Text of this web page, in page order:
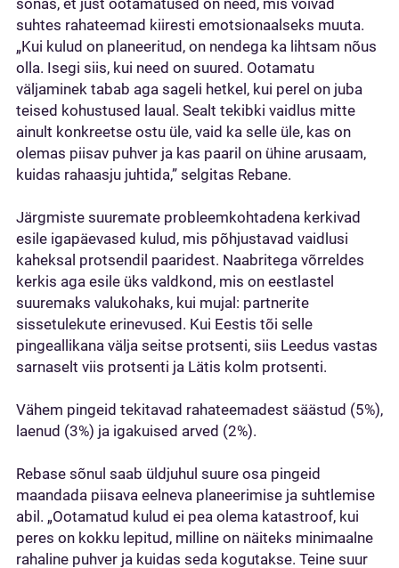
sõnas, et just ootamatused on need, mis võivad
suhtes rahateemad kiiresti emotsionaalseks muuta.
„Kui kulud on planeeritud, on nendega ka lihtsam nõus
olla. Isegi siis, kui need on suured. Ootamatu
väljaminek tabab aga sageli hetkel, kui perel on juba
teised kohustused laual. Sealt tekibki vaidlus mitte
ainult konkreetse ostu üle, vaid ka selle üle, kas on
olemas piisav puhver ja kas paaril on ühine arusaam,
kuidas rahaasju juhtida,” selgitas Rebane.
Järgmiste suuremate probleemkohtadena kerkivad
esile igapäevased kulud, mis põhjustavad vaidlusi
kaheksal protsendil paaridest. Naabritega võrreldes
kerkis aga esile üks valdkond, mis on eestlastel
suuremaks valukohaks, kui mujal: partnerite
sissetulekute erinevused. Kui Eestis tõi selle
pingeallikana välja seitse protsenti, siis Leedus vastas
sarnaselt viis protsenti ja Lätis kolm protsenti.
Vähem pingeid tekitavad rahateemadest säästud (5%),
laenud (3%) ja igakuised arved (2%).
Rebase sõnul saab üldjuhul suure osa pingeid
maandada piisava eelneva planeerimise ja suhtlemise
abil. „Ootamatud kulud ei pea olema katastroof, kui
peres on kokku lepitud, milline on näiteks minimaalne
rahaline puhver ja kuidas seda kogutakse. Teine suur